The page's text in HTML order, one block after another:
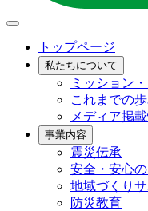
トップページ
私たちについて
ミッション
これまでの
メディア掲
事業内容
震災伝承
安全・安心
地域づくりサ
防災教育